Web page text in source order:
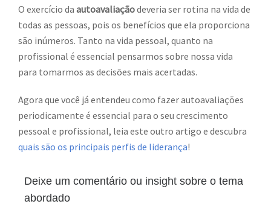
O exercício da autoavaliaçãodeveria ser rotina na vida de
todas as pessoas, pois os benefícios que ela proporciona
são inúmeros. Tanto na vida pessoal, quanto na
profissional é essencial pensarmos sobre nossa vida
para tomarmos as decisões mais acertadas.
Agora que você já entendeu como fazer autoavaliações
periodicamente é essencial para o seu crescimento
pessoal e profissional, leia este outro artigo e descubra
quais são os principais perfis de liderança!
Deixe um comentário ou insight sobre o tema
abordado